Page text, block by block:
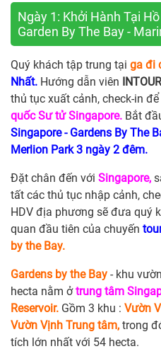
Ngày 1: Khởi Hành Tại
Garden By The Bay -
Quý khách tập trung tại ga đi
Nhất. Hướng dẫn viên INTOUR
thủ tục xuất cảnh, check-in
quốc Sư tử Singapore. Bắt
Singapore - Gardens By The
Merlion Park 3 ngày 2 đêm.
Đặt chân đến với Singapore,
tất các thủ tục nhập cảnh,
HDV địa phương sẽ đưa quý
quan đầu tiên của chuyến
by the Bay.
Gardens by the Bay - khu
hecta nằm ởtrung tâm
Reservoir. Gồm 3 khu : Vườn
Vườn Vịnh Trung tâm, trong
tích lớn nhất với 54 hecta.